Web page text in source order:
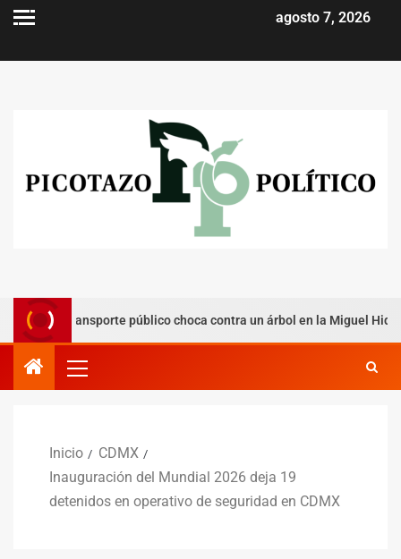
agosto 7, 2026
transporte público choca contra un árbol en la Miguel Hidalgo
Inicio
CDMX
Inauguración del Mundial 2026 deja 19
detenidos en operativo de seguridad en CDMX